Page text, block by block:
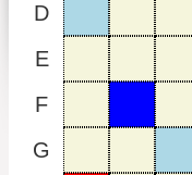
D
E
F
G